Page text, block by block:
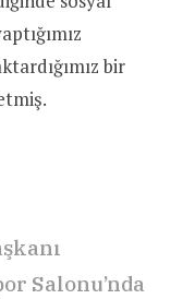
bir
Salonu’nda